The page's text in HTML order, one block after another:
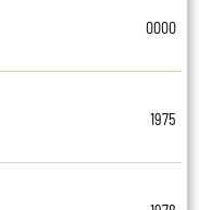
0000
1975